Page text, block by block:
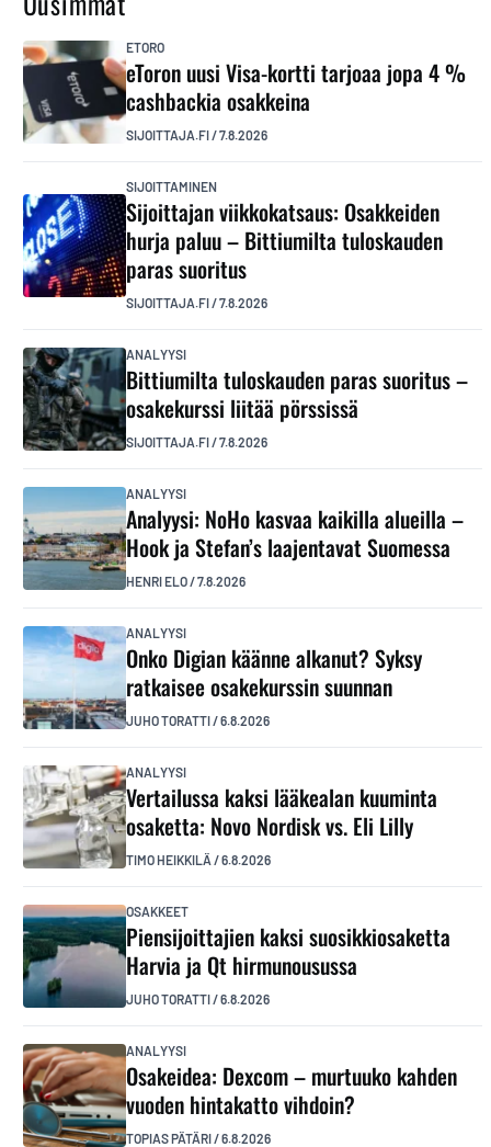
ETORO
eToron uusi Visa-kortti tarjoaa jopa 4 %
cashbackia osakkeina
SIJOITTAJA.FI/7.8.2026
SIJOITTAMINEN
Sijoittajan viikkokatsaus: Osakkeiden
hurja paluu – Bittiumilta tuloskauden
paras suoritus
SIJOITTAJA.FI/7.8.2026
ANALYYSI
Bittiumilta tuloskauden paras suoritus –
osakekurssi liitää pörssissä
SIJOITTAJA.FI/7.8.2026
ANALYYSI
Analyysi: NoHo kasvaa kaikilla alueilla –
Hook ja Stefan’s laajentavat Suomessa
HENRI ELO/7.8.2026
ANALYYSI
Onko Digian käänne alkanut? Syksy
ratkaisee osakekurssin suunnan
JUHO TORATTI/6.8.2026
ANALYYSI
Vertailussa kaksi lääkealan kuuminta
osaketta: Novo Nordisk vs. Eli Lilly
TIMO HEIKKILÄ /6.8.2026
OSAKKEET
Piensijoittajien kaksi suosikkiosaketta
Harvia ja Qt hirmunousussa
JUHO TORATTI/6.8.2026
ANALYYSI
Osakeidea: Dexcom – murtuuko kahden
vuoden hintakatto vihdoin?
TOPIAS PÄTÄRI/6.8.2026